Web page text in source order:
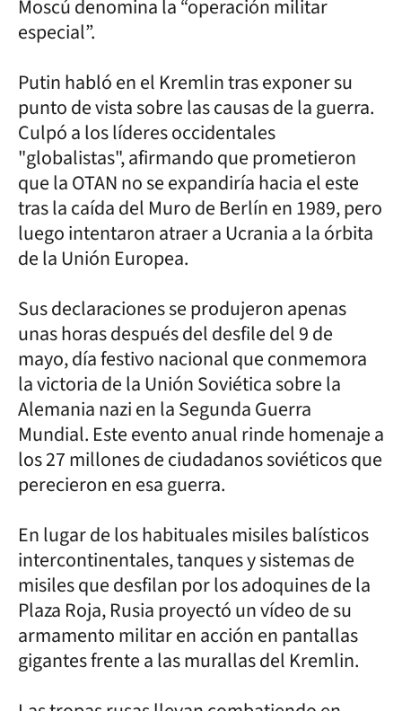
Moscú denomina la “operación militar
especial”.
Putin habló en el Kremlin tras exponer su
punto de vista sobre las causas de la guerra.
Culpó a los líderes occidentales
"globalistas", afirmando que prometieron
que la OTAN no se expandiría hacia el este
tras la caída del Muro de Berlín en 1989, pero
luego intentaron atraer a Ucrania a la órbita
de la Unión Europea.
Sus declaraciones se produjeron apenas
unas horas después del desfile del 9 de
mayo, día festivo nacional que conmemora
la victoria de la Unión Soviética sobre la
Alemania nazi en la Segunda Guerra
Mundial. Este evento anual rinde homenaje a
los 27 millones de ciudadanos soviéticos que
perecieron en esa guerra.
En lugar de los habituales misiles balísticos
intercontinentales, tanques y sistemas de
misiles que desfilan por los adoquines de la
Plaza Roja, Rusia proyectó un vídeo de su
armamento militar en acción en pantallas
gigantes frente a las murallas del Kremlin.